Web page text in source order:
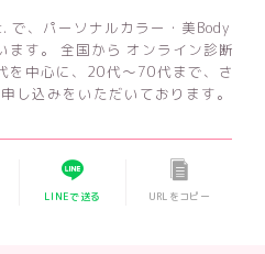
、パーソナルカラー・美Body
ます。 全国から オンライン診断
を中心に、20代～70代まで、さ
し込みをいただいております。
LINEで送る URLをコピー